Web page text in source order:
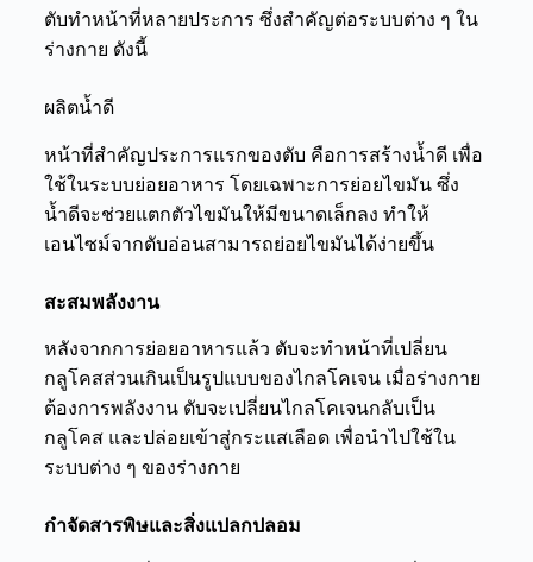
ตับทำหน้าที่หลายประการ ซึ่งสำคัญต่อระบบต่าง ๆ ใน
ร่างกาย ดังนี้
ผลิตน้ำดี
หน้าที่สำคัญประการแรกของตับ คือการสร้างน้ำดี เพื่อ
ใช้ในระบบย่อยอาหาร โดยเฉพาะการย่อยไขมัน ซึ่ง
น้ำดีจะช่วยแตกตัวไขมันให้มีขนาดเล็กลง ทำให้
เอนไซม์จากตับอ่อนสามารถย่อยไขมันได้ง่ายขึ้น
สะสมพลังงาน
หลังจากการย่อยอาหารแล้ว ตับจะทำหน้าที่เปลี่ยน
กลูโคสส่วนเกินเป็นรูปแบบของไกลโคเจน เมื่อร่างกาย
ต้องการพลังงาน ตับจะเปลี่ยนไกลโคเจนกลับเป็น
กลูโคส และปล่อยเข้าสู่กระแสเลือด เพื่อนำไปใช้ใน
ระบบต่าง ๆ ของร่างกาย
กำจัดสารพิษและสิ่งแปลกปลอม